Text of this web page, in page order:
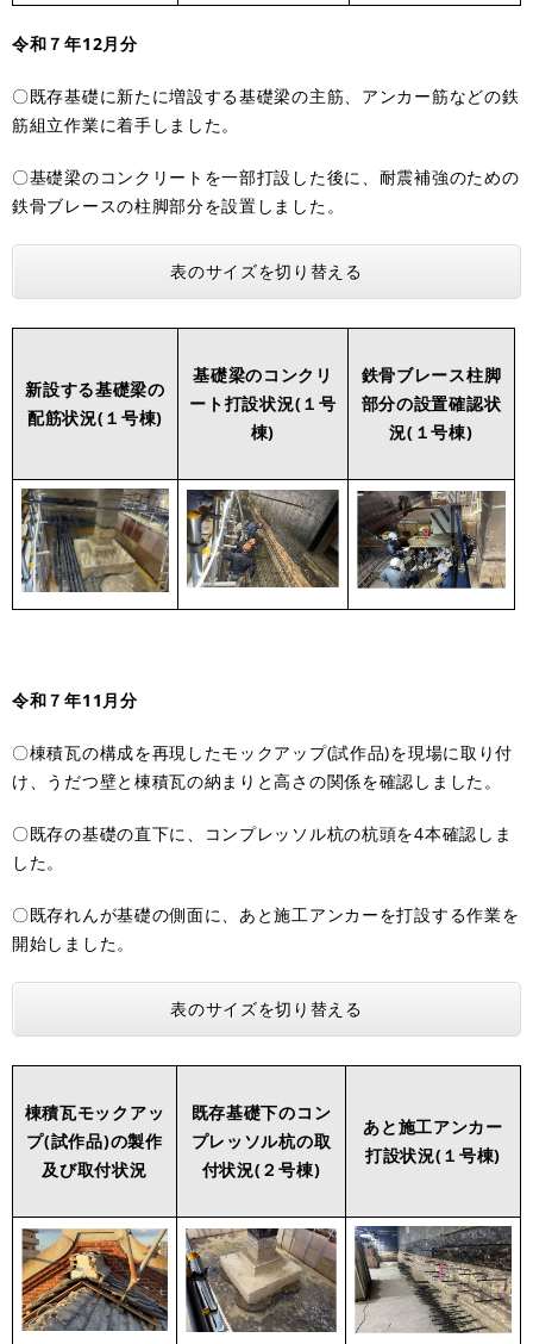
令和７年12月分
〇既存基礎に新たに増設する基礎梁の主筋、アンカー筋などの鉄
筋組立作業に着手しました。
〇基礎梁のコンクリートを一部打設した後に、耐震補強のための
鉄骨ブレースの柱脚部分を設置しました。
表のサイズを切り替える
新設する基礎梁の
配筋状況(１号棟)
基礎梁のコンクリ
ート打設状況(１号
棟)
鉄骨ブレース柱脚
部分の設置確認状
況(１号棟)
令和７年11月分
〇棟積瓦の構成を再現したモックアップ(試作品)を現場に取り付
け、うだつ壁と棟積瓦の納まりと高さの関係を確認しました。
〇既存の基礎の直下に、コンプレッソル杭の杭頭を4本確認しま
した。
〇既存れんが基礎の側面に、あと施工アンカーを打設する作業を
開始しました。
表のサイズを切り替える
棟積瓦モックアッ
プ(試作品)の製作
及び取付状況
既存基礎下のコン
プレッソル杭の取
付状況(２号棟)
あと施工アンカー
打設状況(１号棟)